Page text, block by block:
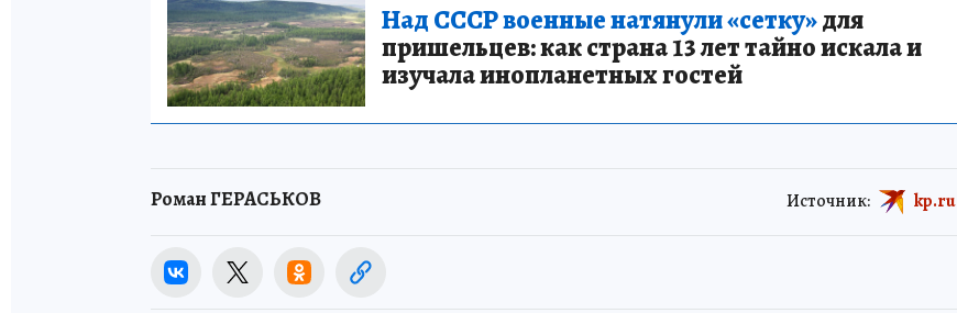
Над СССР военные натянули «сетку»для
пришельцев: как страна 13 лет тайно искала и
изучала инопланетных гостей
Роман ГЕРАСЬКОВ Источник: kp.ru